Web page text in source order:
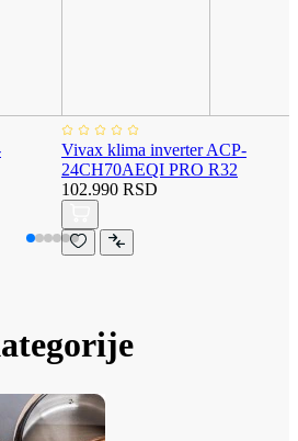
Vivax klima inverter ACP-
24CH70AEQI PRO R32
102.990 RSD